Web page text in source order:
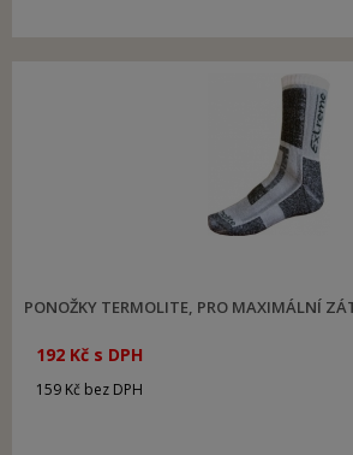
PONOŽKY TERMOLITE, PRO MAXIMÁLNÍ
192 Kč s DPH
159 Kč bez DPH